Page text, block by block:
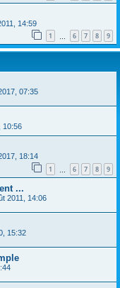
14:59
1 6 7 8 9
07:35
10:56
18:14
1 6 7 8 9
...
2011, 14:06
15:32